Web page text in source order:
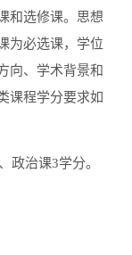
和选修课。思想
为必选课，学位
向、学术背景和
课程学分要求如
政治课3学分。